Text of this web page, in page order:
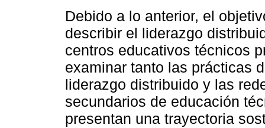
Debido a lo anterior, el
describir el liderazgo
centros educativos técnicos
examinar tanto las prácticas
liderazgo distribuido y las
secundarios de educación
presentan una trayectoria